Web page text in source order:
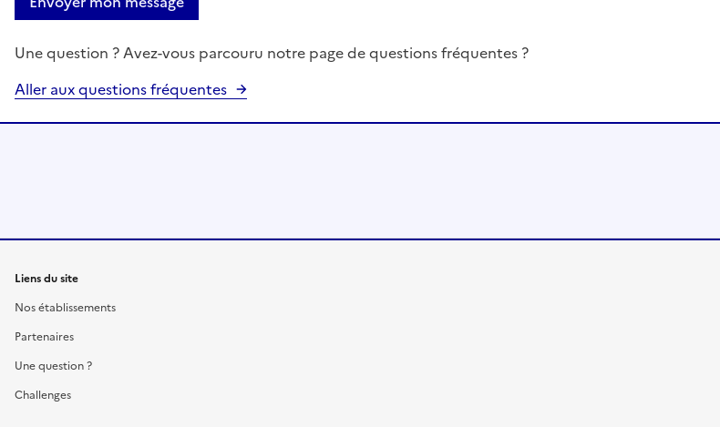
Une question ? Avez-vous parcouru notre page de questions fréquentes ?
Aller aux questions fréquentes
Liens du site
Nos établissements
Partenaires
Une question ?
Challenges